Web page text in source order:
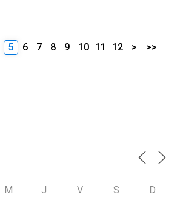
5 6 7 8 9 10 11 12 > >>
M J V S D